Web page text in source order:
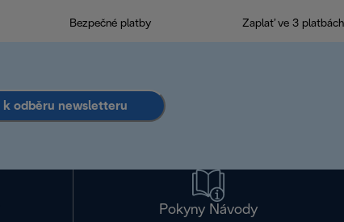
Bezpečné platby Zaplať ve 3 platbách
k odběru newsletteru
Pokyny Návody